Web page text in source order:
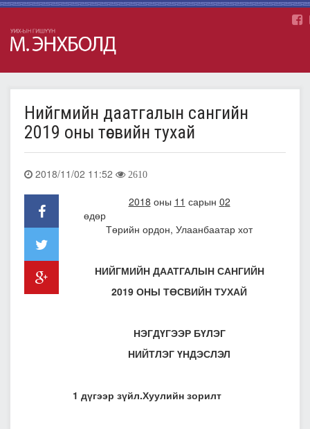
Нийгмийн даатгалын сангийн
2019 оны төсвийн тухай
2018/11/02 11:52 2610
2018 оны 11 сарын 02
өдөр
Төрийн ордон, Улаанбаатар хот
НИЙГМИЙН ДААТГАЛЫН САНГИЙН
2019 ОНЫ ТӨСВИЙН ТУХАЙ
НЭГДҮГЭЭР БҮЛЭГ
НИЙТЛЭГ ҮНДЭСЛЭЛ
1 дүгээр зүйл.Хуулийн зорилт